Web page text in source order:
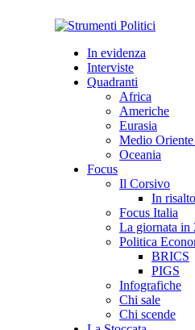
In evidenza
Interviste
Quadranti
Africa
Americhe
Eurasia
Medio
Oceania
Focus
Il Corsivo
In risalto
Focus Italia
La giornata in
Politica
BRICS
PIGS
Infografiche
Chi sale
Chi scende